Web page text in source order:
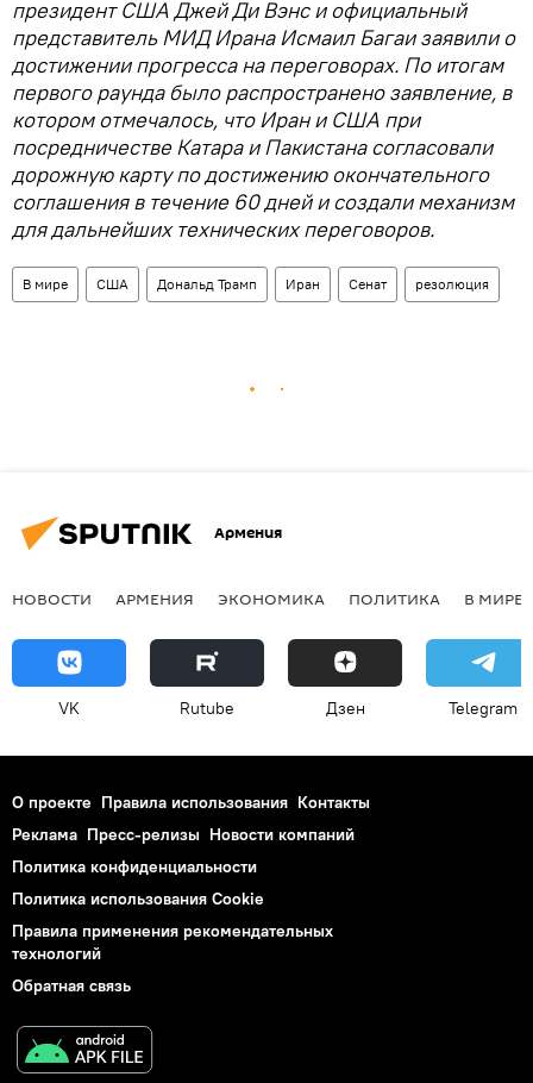
президент США Джей Ди Вэнс и официальный
представитель МИД Ирана Исмаил Багаи заявили о
достижении прогресса на переговорах. По итогам
первого раунда было распространено заявление, в
котором отмечалось, что Иран и США при
посредничестве Катара и Пакистана согласовали
дорожную карту по достижению окончательного
соглашения в течение 60 дней и создали механизм
для дальнейших технических переговоров.
В мире США Дональд Трамп Иран Сенат резолюция
Армения
НОВОСТИ АРМЕНИЯ ЭКОНОМИКА ПОЛИТИКА В МИРЕ
VK Rutube Дзен Telegram
О проекте Правила использования Контакты
Реклама Пресс-релизы Новости компаний
Политика конфиденциальности
Политика использования Cookie
Правила применения рекомендательных
технологий
Обратная связь